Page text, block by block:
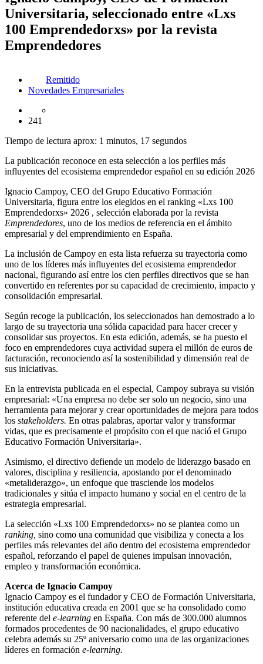
Universitaria, seleccionado entre «Lxs
100 Emprendedorxs» por la revista
Emprendedores
Remitido
Novedades Empresariales
241
Tiempo de lectura aprox: 1 minutos, 17 segundos
La publicación reconoce en esta selección a los perfiles más
influyentes del ecosistema emprendedor español en su edición 2026
Ignacio Campoy, CEO del Grupo Educativo Formación
Universitaria, figura entre los elegidos en el ranking «Lxs 100
Emprendedorxs» 2026 , selección elaborada por la revista
Emprendedores, uno de los medios de referencia en el ámbito
empresarial y del emprendimiento en España.
La inclusión de Campoy en esta lista refuerza su trayectoria como
uno de los líderes más influyentes del ecosistema emprendedor
nacional, figurando así entre los cien perfiles directivos que se han
convertido en referentes por su capacidad de crecimiento, impacto y
consolidación empresarial.
Según recoge la publicación, los seleccionados han demostrado a lo
largo de su trayectoria una sólida capacidad para hacer crecer y
consolidar sus proyectos. En esta edición, además, se ha puesto el
foco en emprendedores cuya actividad supera el millón de euros de
facturación, reconociendo así la sostenibilidad y dimensión real de
sus iniciativas.
En la entrevista publicada en el especial, Campoy subraya su visión
empresarial: «Una empresa no debe ser solo un negocio, sino una
herramienta para mejorar y crear oportunidades de mejora para todos
los stakeholders. En otras palabras, aportar valor y transformar
vidas, que es precisamente el propósito con el que nació el Grupo
Educativo Formación Universitaria».
Asimismo, el directivo defiende un modelo de liderazgo basado en
valores, disciplina y resiliencia, apostando por el denominado
«metaliderazgo», un enfoque que trasciende los modelos
tradicionales y sitúa el impacto humano y social en el centro de la
estrategia empresarial.
La selección «Lxs 100 Emprendedorxs» no se plantea como un
ranking, sino como una comunidad que visibiliza y conecta a los
perfiles más relevantes del año dentro del ecosistema emprendedor
español, reforzando el papel de quienes impulsan innovación,
empleo y transformación económica.
Acerca de Ignacio Campoy
Ignacio Campoy es el fundador y CEO de Formación Universitaria,
institución educativa creada en 2001 que se ha consolidado como
referente del e-learning en España. Con más de 300.000 alumnos
formados procedentes de 90 nacionalidades, el grupo educativo
celebra además su 25º aniversario como una de las organizaciones
líderes en formación e-learning.